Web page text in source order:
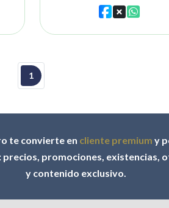
1
te convierte en cliente premium y
precios, promociones, existencias,
y contenido exclusivo.